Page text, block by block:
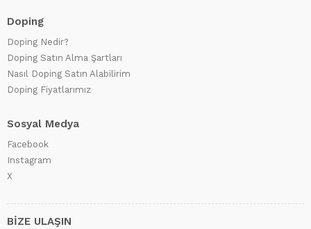
Doping
Doping Nedir?
Doping Satın Alma Şartları
Nasıl Doping Satın Alabilirim
Doping Fiyatlarımız
Sosyal Medya
Facebook
Instagram
X
BİZE ULAŞIN